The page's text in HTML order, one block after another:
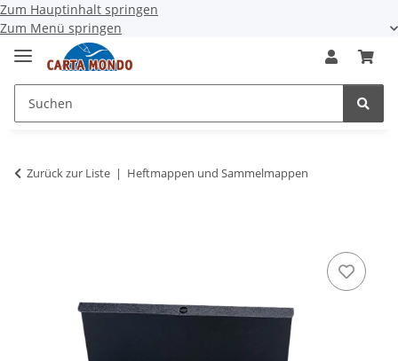
Zum Hauptinhalt springen
Zum Menü springen
Zurück zur Liste Heftmappen und Sammelmappen